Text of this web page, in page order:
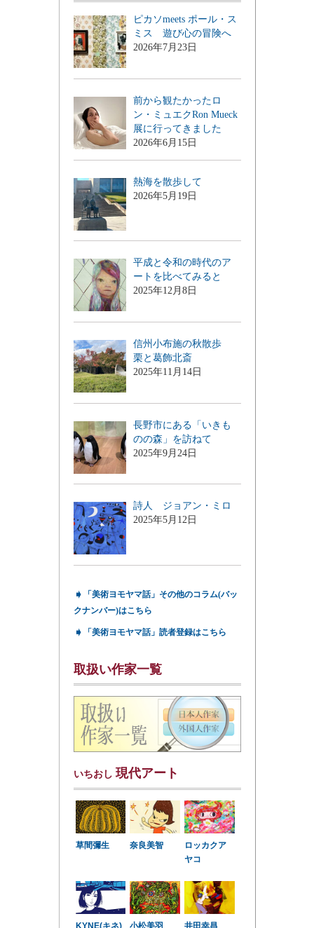
ピカソmeets ポール・ス
ミス 遊び心の冒険へ
2026年7月23日
前から観たかったロ
ン・ミュエクRon Mueck
展に行ってきました
2026年6月15日
熱海を散歩して
2026年5月19日
平成と令和の時代のア
ートを比べてみると
2025年12月8日
信州小布施の秋散歩
栗と葛飾北斎
2025年11月14日
長野市にある「いきも
のの森」を訪ねて
2025年9月24日
詩人 ジョアン・ミロ
2025年5月12日
➧
「美術ヨモヤマ話」その他のコラム(バッ
クナンバー)はこちら
➧ 「美術ヨモヤマ話」読者登録はこちら
取扱い作家一覧
いちおし 現代アート
草間彌生 奈良美智
ロッカクア
ヤコ